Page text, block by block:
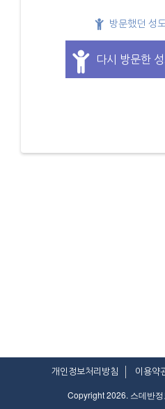
방문했던 성
다시 방문한
개인정보처리방침 이용약
Copyright 2026. 스데반